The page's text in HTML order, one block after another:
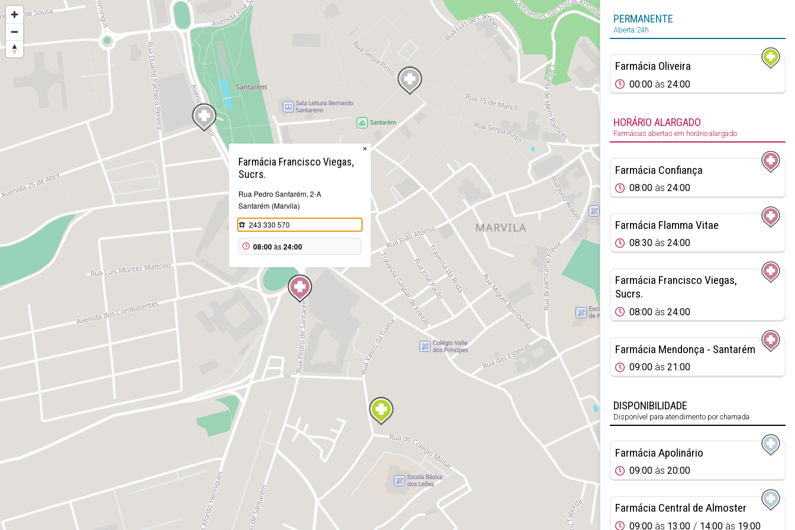
Farmácia Francisco Viegas,
Sucrs.
Rua Pedro Santarém, 2-A
Santarém (Marvila)
243 330 570
08:00às24:00
×
PERMANENTE
Aberta 24h
Farmácia Oliveira
00:00 às 24:00
HORÁRIO ALARGADO
Farmácias abertas em horário alargado
Farmácia Confiança
08:00 às 24:00
Farmácia Flamma Vitae
08:30 às 24:00
Farmácia Francisco Viegas,
Sucrs.
08:00 às 24:00
Farmácia Mendonça - Santarém
09:00 às 21:00
DISPONIBILIDADE
Disponível para atendimento por chamada
Farmácia Apolinário
09:00 às 20:00
Farmácia Central de Almoster
09:00 às 13:00 14:00 às 19:00